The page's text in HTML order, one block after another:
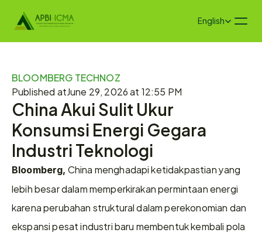
Select Language
English
BLOOMBERG TECHNOZ
Published atJune 29, 2026 at 12:55 PM
China Akui Sulit Ukur
Konsumsi Energi Gegara
Industri Teknologi
Bloomberg, China menghadapi ketidakpastian yang
lebih besar dalam memperkirakan permintaan energi
karena perubahan struktural dalam perekonomian dan
ekspansi pesat industri baru membentuk kembali pola